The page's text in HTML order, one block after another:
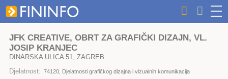
JFK CREATIVE, OBRT ZA GRAFIČKI DIZAJN, VL.
JOSIP KRANJEC
DINARSKA ULICA 51, ZAGREB
Djelatnost: 74120, Djelatnosti grafičkog dizajna i vizualnih komunikacija